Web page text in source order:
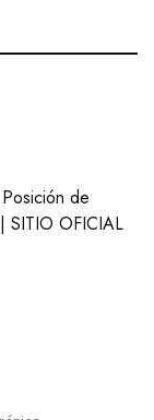
de
SITIO OFICIAL